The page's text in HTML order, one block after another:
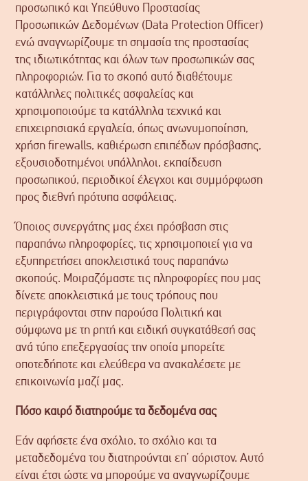
προσωπικό και Υπεύθυνο Προστασίας
Προσωπικών ∆εδομένων (Data Protection Officer)
ενώ αναγνωρίζουμε τη σημασία της προστασίας
της ιδιωτικότητας και όλων των προσωπικών σας
πληροφοριών. Για το σκοπό αυτό διαθέτουμε
κατάλληλες πολιτικές ασφαλείας και
χρησιμοποιούμε τα κατάλληλα τεχνικά και
επιχειρησιακά εργαλεία, όπως ανωνυμοποίηση,
χρήση firewalls, καθιέρωση επιπέδων πρόσβασης,
εξουσιοδοτημένοι υπάλληλοι, εκπαίδευση
προσωπικού, περιοδικοί έλεγχοι και συμμόρφωση
προς διεθνή πρότυπα ασφάλειας.
Όποιος συνεργάτης μας έχει πρόσβαση στις
παραπάνω πληροφορίες, τις χρησιμοποιεί για να
εξυπηρετήσει αποκλειστικά τους παραπάνω
σκοπούς. Μοιραζόμαστε τις πληροφορίες που μας
δίνετε αποκλειστικά με τους τρόπους που
περιγράφονται στην παρούσα Πολιτική και
σύμφωνα με τη ρητή και ειδική συγκατάθεσή σας
ανά τύπο επεξεργασίας την οποία μπορείτε
οποτεδήποτε και ελεύθερα να ανακαλέσετε με
επικοινωνία μαζί μας.
Πόσο καιρό διατηρούμε τα δεδομένα σας
Εάν αφήσετε ένα σχόλιο, το σχόλιο και τα
μεταδεδομένα του διατηρούνται επ’ αόριστον. Αυτό
είναι έτσι ώστε να μπορούμε να αναγνωρίζουμε